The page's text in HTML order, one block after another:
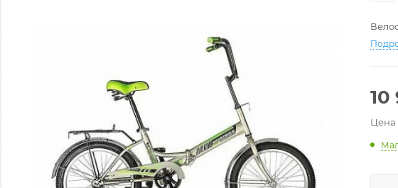
10
Цена